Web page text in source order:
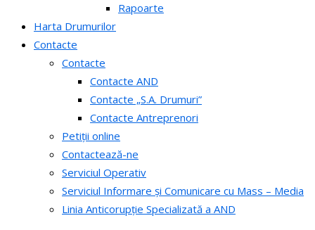
Rapoarte
Harta Drumurilor
Contacte
Contacte
Contacte AND
Contacte „S.A. Drumuri”
Contacte Antreprenori
Petiții online
Contactează-ne
Serviciul Operativ
Serviciul Informare și Comunicare cu Mass – Media
Linia Anticorupție Specializată a AND